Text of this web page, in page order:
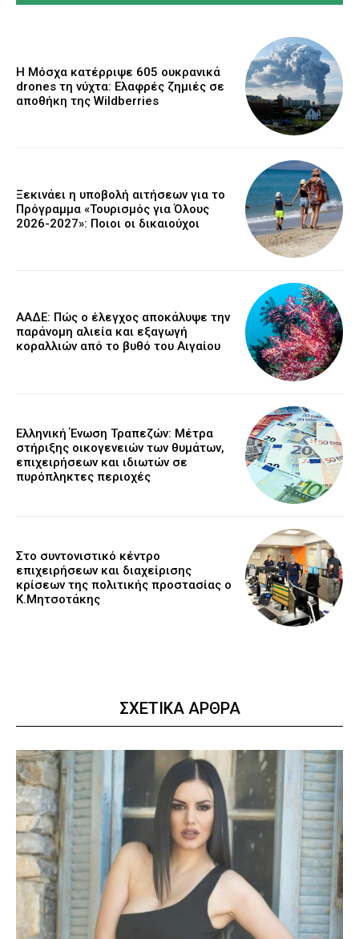
Η Μόσχα κατέρριψε 605 ουκρανικά
drones τη νύχτα: Ελαφρές ζημιές σε
αποθήκη της Wildberries
Ξεκινάει η υποβολή αιτήσεων για το
Πρόγραμμα «Τουρισμός για Όλους
2026-2027»: Ποιοι οι δικαιούχοι
ΑΑΔΕ: Πώς ο έλεγχος αποκάλυψε την
παράνομη αλιεία και εξαγωγή
κοραλλιών από το βυθό του Αιγαίου
Ελληνική Ένωση Τραπεζών: Μέτρα
στήριξης οικογενειών των θυμάτων,
επιχειρήσεων και ιδιωτών σε
πυρόπληκτες περιοχές
Στο συντονιστικό κέντρο
επιχειρήσεων και διαχείρισης
κρίσεων της πολιτικής προστασίας ο
Κ.Μητσοτάκης
ΣΧΕΤΙΚΑ ΑΡΘΡΑ